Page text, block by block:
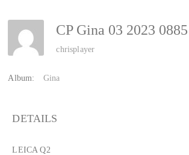
CP Gina 03 2023 0885
chrisplayer
Album: Gina
DETAILS
LEICA Q2